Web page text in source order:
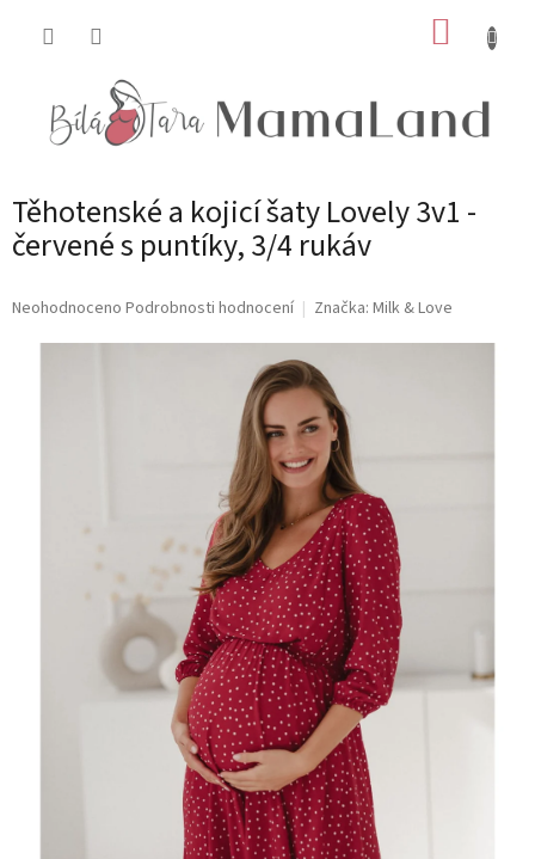
Těhotenské a kojicí šaty Lovely 3v1 -
červené s puntíky, 3/4 rukáv
Průměrné
Neohodnoceno Podrobnosti hodnocení Značka: Milk & Love